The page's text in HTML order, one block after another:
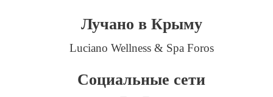
Лучано в Крыму
Luciano Wellness & Spa Foros
Социальные сети